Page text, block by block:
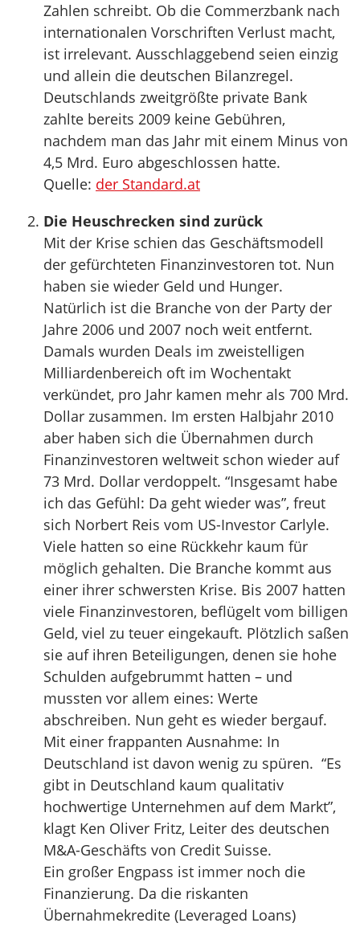
Zahlen schreibt. Ob die Commerzbank nach
internationalen Vorschriften Verlust macht,
ist irrelevant. Ausschlaggebend seien einzig
und allein die deutschen Bilanzregel.
Deutschlands zweitgrößte private Bank
zahlte bereits 2009 keine Gebühren,
nachdem man das Jahr mit einem Minus von
4,5 Mrd. Euro abgeschlossen hatte.
Quelle: der Standard.at
Die Heuschrecken sind zurück
Mit der Krise schien das Geschäftsmodell
der gefürchteten Finanzinvestoren tot. Nun
haben sie wieder Geld und Hunger.
Natürlich ist die Branche von der Party der
Jahre 2006 und 2007 noch weit entfernt.
Damals wurden Deals im zweistelligen
Milliardenbereich oft im Wochentakt
verkündet, pro Jahr kamen mehr als 700 Mrd.
Dollar zusammen. Im ersten Halbjahr 2010
aber haben sich die Übernahmen durch
Finanzinvestoren weltweit schon wieder auf
73 Mrd. Dollar verdoppelt. “Insgesamt habe
ich das Gefühl: Da geht wieder was”, freut
sich Norbert Reis vom US-Investor Carlyle.
Viele hatten so eine Rückkehr kaum für
möglich gehalten. Die Branche kommt aus
einer ihrer schwersten Krise. Bis 2007 hatten
viele Finanzinvestoren, beflügelt vom billigen
Geld, viel zu teuer eingekauft. Plötzlich saßen
sie auf ihren Beteiligungen, denen sie hohe
Schulden aufgebrummt hatten – und
mussten vor allem eines: Werte
abschreiben. Nun geht es wieder bergauf.
Mit einer frappanten Ausnahme: In
Deutschland ist davon wenig zu spüren. “Es
gibt in Deutschland kaum qualitativ
hochwertige Unternehmen auf dem Markt”,
klagt Ken Oliver Fritz, Leiter des deutschen
M&A-Geschäfts von Credit Suisse.
Ein großer Engpass ist immer noch die
Finanzierung. Da die riskanten
Übernahmekredite (Leveraged Loans)